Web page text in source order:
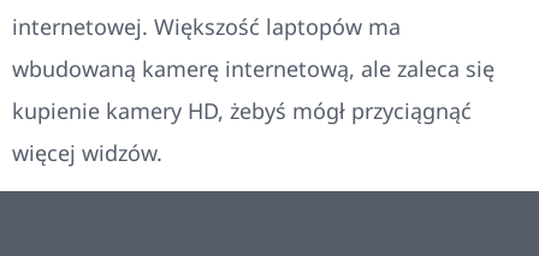
internetowej. Większość laptopów ma
wbudowaną kamerę internetową, ale zaleca się
kupienie kamery HD, żebyś mógł przyciągnąć
więcej widzów.